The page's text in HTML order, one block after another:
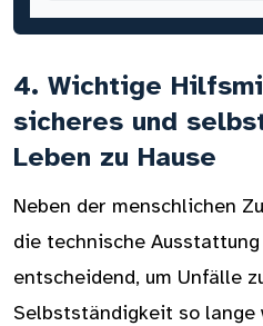
4. Wichtige
sicheres und
Leben zu Hause
Neben der menschlichen
die technische Ausstattung
entscheidend, um Unfälle
Selbstständigkeit so lange